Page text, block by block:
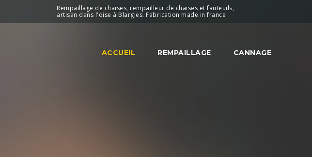
Rempaillage de chaises, rempailleur de chaises et fauteuils,
artisan dans l'oise à Blargies. Fabrication made in france
ACCUEIL REMPAILLAGE CANNAGE